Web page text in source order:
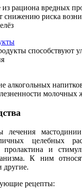
рациона вредных
снижению риска
способствуют
алкогольных
молочных
лечения
целебных
пролактина и
К ним
другие.
рецепты: